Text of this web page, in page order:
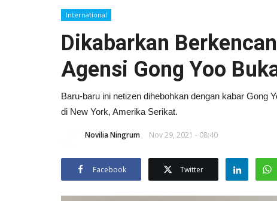
International
Dikabarkan
Agensi Gong Yoo
Baru-baru ini netizen dihebohkan dengan kabar Gong
di New York, Amerika Serikat.
Novilia Ningrum Nov 29, 2021 - 08:40
Facebook Twitter